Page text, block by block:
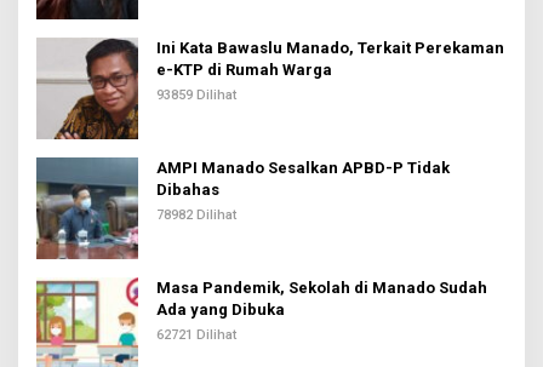
Ini Kata Bawaslu Manado, Terkait Perekaman
e-KTP di Rumah Warga
93859 Dilihat
AMPI Manado Sesalkan APBD-P Tidak
Dibahas
78982 Dilihat
Masa Pandemik, Sekolah di Manado Sudah
Ada yang Dibuka
62721 Dilihat